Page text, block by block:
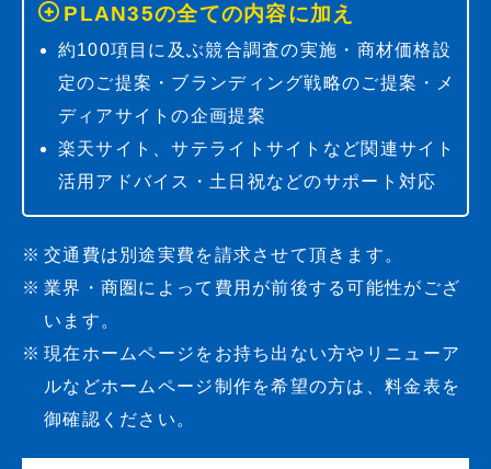
PLAN35の全ての内容に加え
約100項目に及ぶ競合調査の実施・商材価格設
定のご提案・ブランディング戦略のご提案・メ
ディアサイトの企画提案
楽天サイト、サテライトサイトなど関連サイト
活用アドバイス・土日祝などのサポート対応
交通費は別途実費を請求させて頂きます。
業界・商圏によって費用が前後する可能性がござ
います。
現在ホームページをお持ち出ない方やリニューア
ルなどホームページ制作を希望の方は、料金表を
御確認ください。